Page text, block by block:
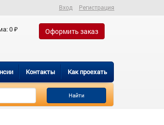
Вход Регистрация
0₽ Оформить заказ
Контакты Как проехать
Найти